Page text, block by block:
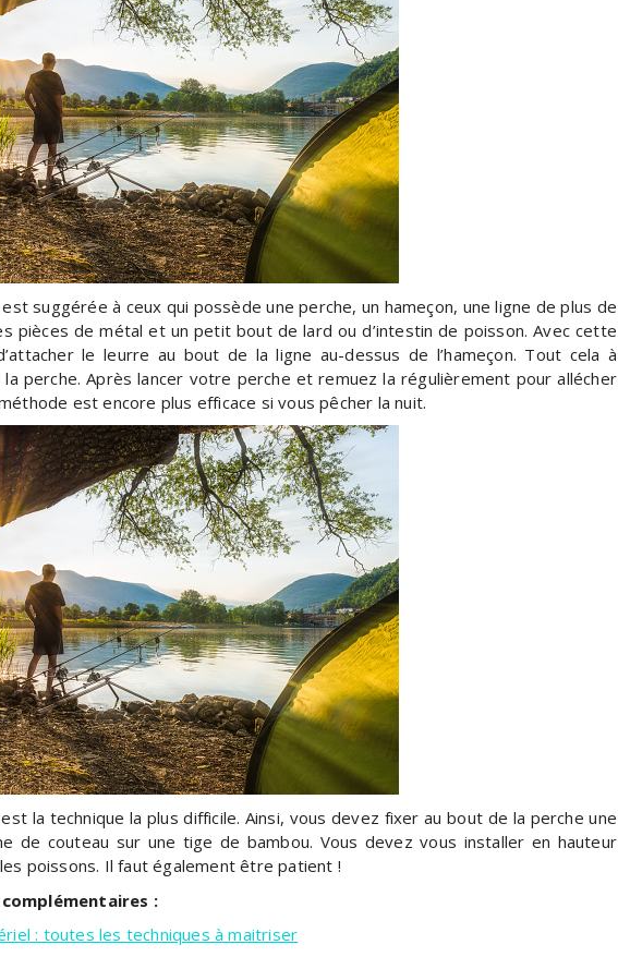
est suggérée à ceux qui possède une perche, un hameçon, une ligne de plus de
pièces de métal et un petit bout de lard ou d’intestin de poisson. Avec cette
le leurre au bout de la ligne au-dessus de l’hameçon. Tout cela à
perche. Après lancer votre perche et remuez la régulièrement pour allécher
est encore plus efficace si vous pêcher la nuit.
la technique la plus difficile. Ainsi, vous devez fixer au bout de la perche une
de couteau sur une tige de bambou. Vous devez vous installer en hauteur
poissons. Il faut également être patient !
:
: toutes les techniques à maitriser